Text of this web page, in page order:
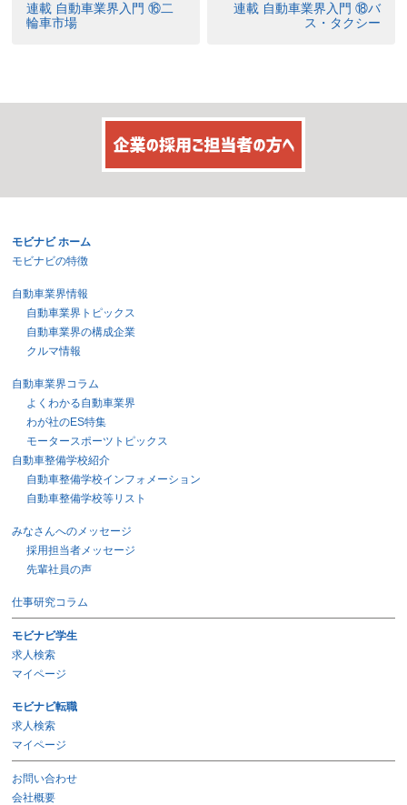
連載 自動車業界入門 ⑯二
輪車市場
連載 自動車業界入門 ⑱バ
ス・タクシー
モビナビ ホーム
モビナビの特徴
自動車業界情報
自動車業界トピックス
自動車業界の構成企業
クルマ情報
自動車業界コラム
よくわかる自動車業界
わが社のES特集
モータースポーツトピックス
自動車整備学校紹介
自動車整備学校インフォメーション
自動車整備学校等リスト
みなさんへのメッセージ
採用担当者メッセージ
先輩社員の声
仕事研究コラム
モビナビ学生
求人検索
マイページ
モビナビ転職
求人検索
マイページ
お問い合わせ
会社概要